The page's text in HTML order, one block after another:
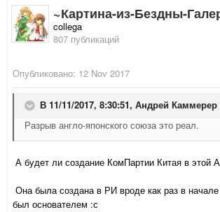
~Картина-из-Бездны-
collega
807 публикаций
Опубликовано: 12 Nov 2017
В 11/11/2017, 8:30:51, Андрей Каммерер
Разрыв англо-японского союза это реал.
А будет ли создание КомПартии Китая в этой
Она была создана в РИ вроде как раз в
был основателем :с